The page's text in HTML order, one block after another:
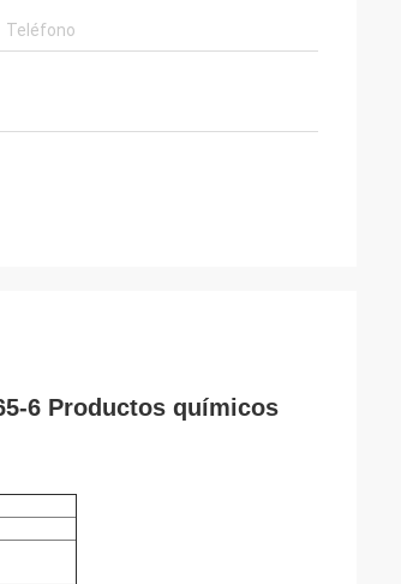
6 Productos químicos